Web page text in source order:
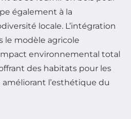
également à la
locale. L’intégration
le modèle agricole
environnemental total
des habitats pour les
l’esthétique du